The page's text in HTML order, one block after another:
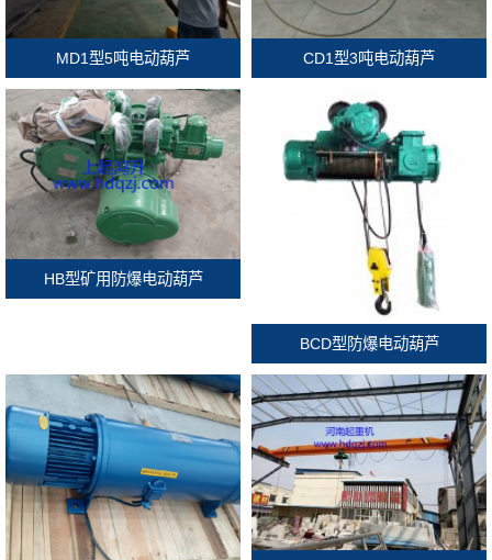
MD1型5吨电动葫芦 CD1型3吨电动葫芦
HB型矿用防爆电动葫芦
BCD型防爆电动葫芦